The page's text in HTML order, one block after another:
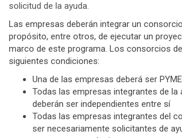
solicitud de la ayuda.
Las empresas deberán integrar un
propósito, entre otros, de ejecutar un
marco de este programa. Los consorcios
siguientes condiciones:
Una de las empresas deberá ser
Todas las empresas integrantes de la
deberán ser independientes entre sí
Todas las empresas integrantes del
ser necesariamente solicitantes de